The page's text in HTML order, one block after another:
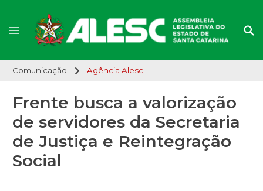
Comunicação Agência Alesc
Frente busca a valorização
de servidores da Secretaria
de Justiça e Reintegração
Social